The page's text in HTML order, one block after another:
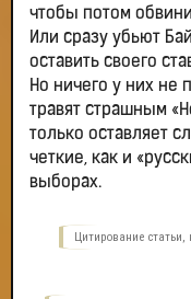
чтобы потом
Или сразу убьют
оставить своего
Но ничего у них не
травят страшным
только оставляет
четкие, как и
выборах.
Цитирование